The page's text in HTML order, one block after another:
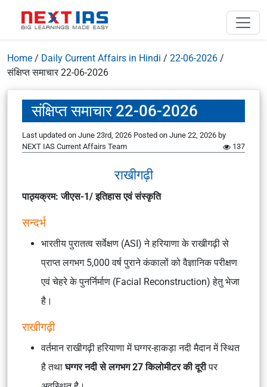
Home / Daily Current Affairs in Hindi / 22-06-2026 /
संक्षिप्त समाचार 22-06-2026
संक्षिप्त समाचार 22-06-2026
Last updated on June 23rd, 2026 Posted on June 22, 2026 by
NEXT IAS Current Affairs Team
137
राखीगढ़ी
पाठ्यक्रम: जीएस-1/ इतिहास एवं संस्कृति
सन्दर्भ
भारतीय पुरातत्व सर्वेक्षण (ASI) ने हरियाणा के राखीगढ़ी से
प्राप्त लगभग 5,000 वर्ष पुराने कंकालों को वैज्ञानिक परीक्षण
एवं चेहरे के पुनर्निर्माण (Facial Reconstruction) हेतु भेजा
है।
राखीगढ़ी
वर्तमान राखीगढ़ी हरियाणा में घग्गर-हाकड़ा नदी मैदान में स्थित
है तथाघग्गर नदी से लगभग 27 किलोमीटर की दूरीपर